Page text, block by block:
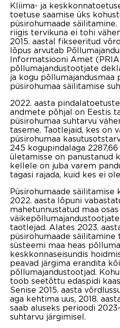
Kliima- ja
toetuse saamise üks
püsirohumaade säilitamine.
riigis tervikuna ei tohi
2015. aastal fikseeritud
lõpus arvutab
Informatsiooni Amet
põllumajandustootjate
ja kogu põllumajandusmaa
püsirohumaa säilitamise
2022. aasta
andmete põhjal on Eestis
püsirohumaa suhtarvu
taseme. Taotlejaid, kes on
püsirohumaa
245 kogupindalaga
ületamisse on panustanud
kellele on juba varem
tagasi rajada, kuid kes ei
Püsirohumaade säilitamise
2022. aasta lõpuni
mahetunnustatud maa
taotlejad. Alates 2023.
püsirohumaade säilitamine
süsteemi maa heas
keskkonnaseisundis
peavad järgima erandita
põllumajandustootjad.
toob seetõttu edaspidi
Senise 2015. aasta
aga kehtima uus, 2018.
saab aluseks perioodi
suhtarvu järgimisel.